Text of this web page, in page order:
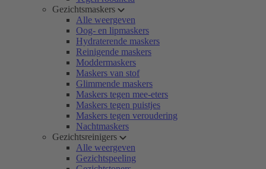
Gezichtsmaskers
Alle weergeven
Oog- en lipmaskers
Hydraterende maskers
Reinigende maskers
Moddermaskers
Maskers van stof
Glimmende maskers
Maskers tegen mee-eters
Maskers tegen puistjes
Maskers tegen veroudering
Nachtmaskers
Gezichtsreinigers
Alle weergeven
Gezichtspeeling